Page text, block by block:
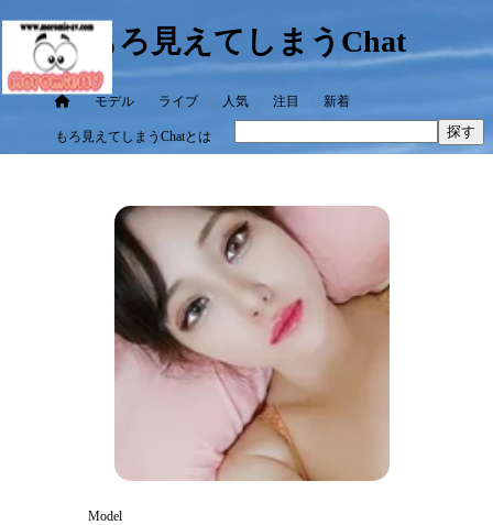
もろ見えてしまうChat
モデル ライブ 人気 注目 新着
もろ見えてしまうChatとは 探す
Model